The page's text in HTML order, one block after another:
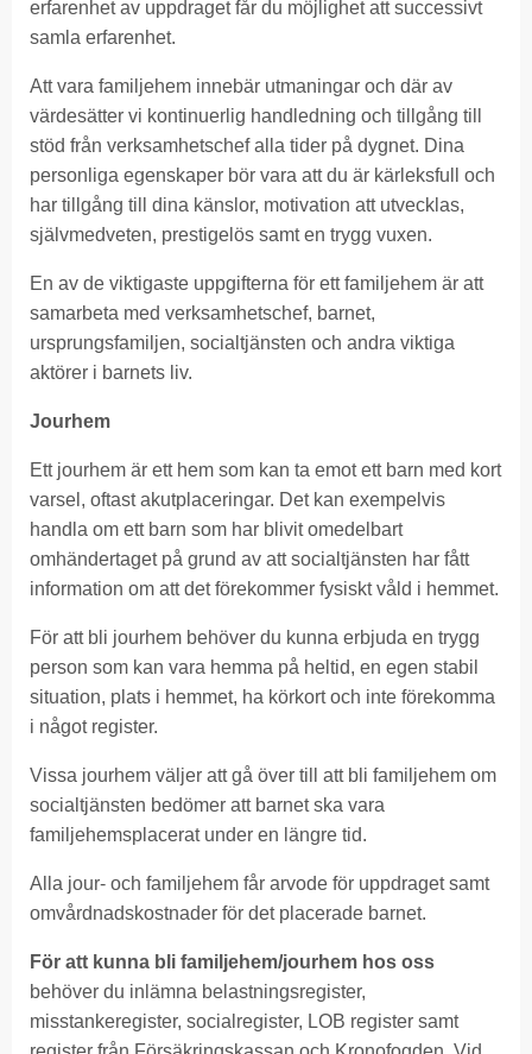
erfarenhet av uppdraget får du möjlighet att successivt
samla erfarenhet.
Att vara familjehem innebär utmaningar och där av
värdesätter vi kontinuerlig handledning och tillgång till
stöd från verksamhetschef alla tider på dygnet. Dina
personliga egenskaper bör vara att du är kärleksfull och
har tillgång till dina känslor, motivation att utvecklas,
självmedveten, prestigelös samt en trygg vuxen.
En av de viktigaste uppgifterna för ett familjehem är att
samarbeta med verksamhetschef, barnet,
ursprungsfamiljen, socialtjänsten och andra viktiga
aktörer i barnets liv.
Jourhem
Ett jourhem är ett hem som kan ta emot ett barn med kort
varsel, oftast akutplaceringar. Det kan exempelvis
handla om ett barn som har blivit omedelbart
omhändertaget på grund av att socialtjänsten har fått
information om att det förekommer fysiskt våld i hemmet.
För att bli jourhem behöver du kunna erbjuda en trygg
person som kan vara hemma på heltid, en egen stabil
situation, plats i hemmet, ha körkort och inte förekomma
i något register.
Vissa jourhem väljer att gå över till att bli familjehem om
socialtjänsten bedömer att barnet ska vara
familjehemsplacerat under en längre tid.
Alla jour- och familjehem får arvode för uppdraget samt
omvårdnadskostnader för det placerade barnet.
För att kunna bli familjehem/jourhem hos oss
behöver du inlämna belastningsregister,
misstankeregister, socialregister, LOB register samt